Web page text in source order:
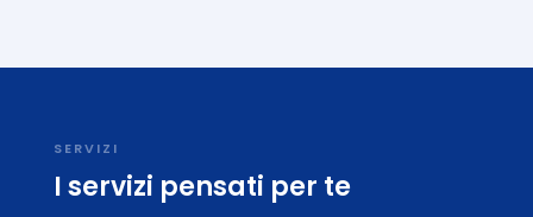
SERVIZI
I servizi pensati per te